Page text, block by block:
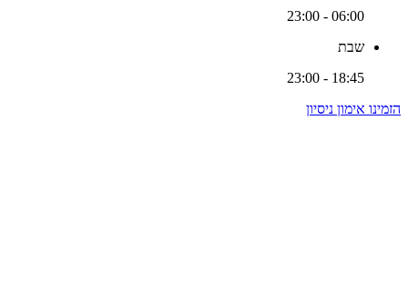
06:00 - 23:00
שבת
18:45 - 23:00
הזמינו אימון ניסיון